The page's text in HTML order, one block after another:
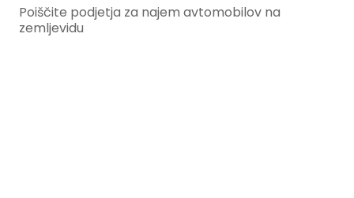
Poiščite podjetja za najem avtomobilov na
zemljevidu